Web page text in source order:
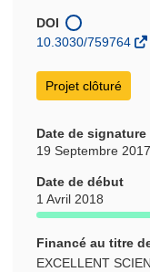
nouvelle
fenêtre)
DOI
10.3030/759764
Projet clôturé
Date de signature
19 Septembre 2017
Date de début
1 Avril 2018
Financé au titre
EXCELLENT